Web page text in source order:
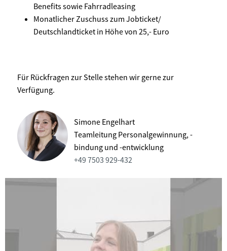
Benefits sowie Fahrradleasing
Monatlicher Zuschuss zum Jobticket/
Deutschlandticket in Höhe von 25,- Euro
Für Rückfragen zur Stelle stehen wir gerne zur
Verfügung.
Simone Engelhart
Teamleitung Personalgewinnung, -
bindung und -entwicklung
+49 7503 929-432